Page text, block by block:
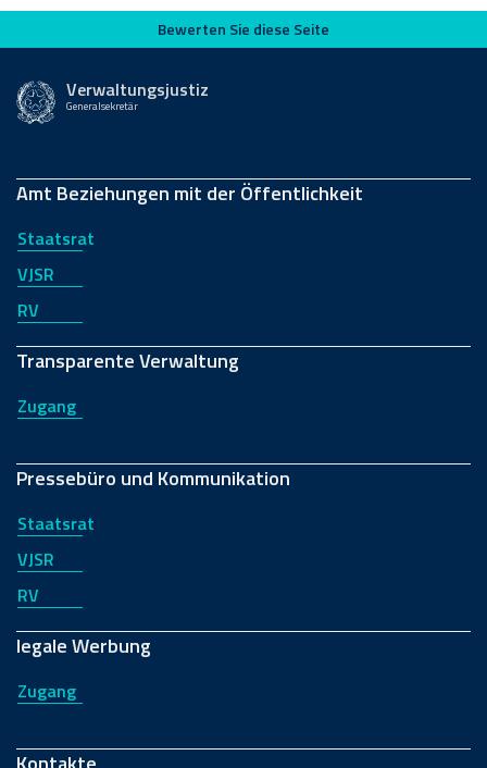
Bewerten Sie diese Seite
Bewerten Sie diese Seite
Verwaltungsjustiz
Generalsekretär
Amt Beziehungen mit der Öffentlichkeit
Staatsrat
VJSR
RV
Transparente Verwaltung
Zugang
Pressebüro und Kommunikation
Staatsrat
VJSR
RV
legale Werbung
Zugang